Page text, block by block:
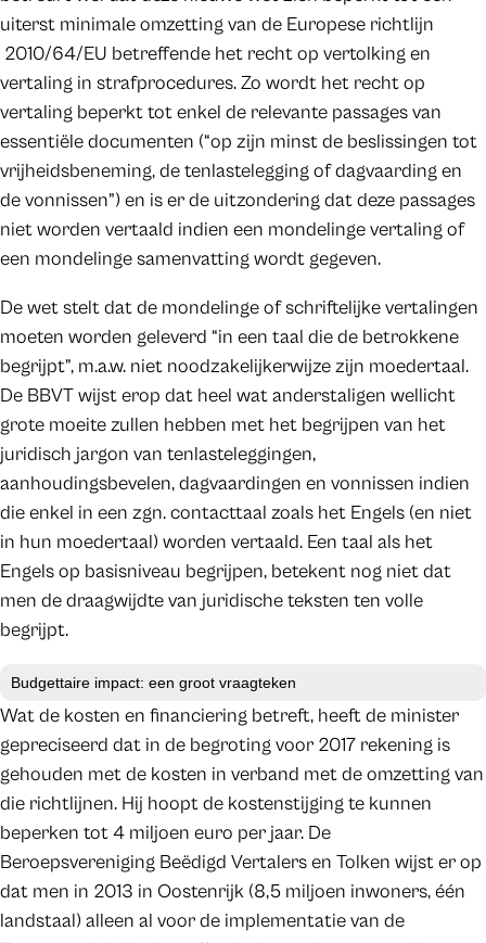
uiterst minimale omzetting van de Europese richtlijn
2010/64/EU betreffende het recht op vertolking en
vertaling in strafprocedures. Zo wordt het recht op
vertaling beperkt tot enkel de relevante passages van
essentiële documenten (“op zijn minst de beslissingen tot
vrijheidsbeneming, de tenlastelegging of dagvaarding en
de vonnissen”) en is er de uitzondering dat deze passages
niet worden vertaald indien een mondelinge vertaling of
een mondelinge samenvatting wordt gegeven.
De wet stelt dat de mondelinge of schriftelijke vertalingen
moeten worden geleverd “in een taal die de betrokkene
begrijpt”, m.a.w. niet noodzakelijkerwijze zijn moedertaal.
De BBVT wijst erop dat heel wat anderstaligen wellicht
grote moeite zullen hebben met het begrijpen van het
juridisch jargon van tenlasteleggingen,
aanhoudingsbevelen, dagvaardingen en vonnissen indien
die enkel in een zgn. contacttaal zoals het Engels (en niet
in hun moedertaal) worden vertaald. Een taal als het
Engels op basisniveau begrijpen, betekent nog niet dat
men de draagwijdte van juridische teksten ten volle
begrijpt.
Budgettaire impact: een groot vraagteken
Wat de kosten en financiering betreft, heeft de minister
gepreciseerd dat in de begroting voor 2017 rekening is
gehouden met de kosten in verband met de omzetting van
die richtlijnen. Hij hoopt de kostenstijging te kunnen
beperken tot 4 miljoen euro per jaar. De
Beroepsvereniging Beëdigd Vertalers en Tolken wijst er op
dat men in 2013 in Oostenrijk (8,5 miljoen inwoners, één
landstaal) alleen al voor de implementatie van de